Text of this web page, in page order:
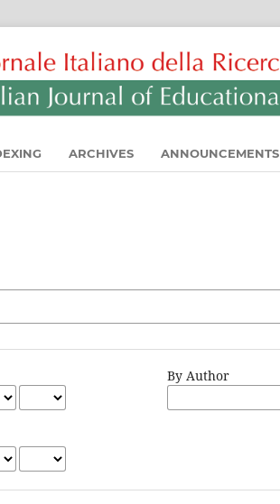
ARCHIVES ANNOUNCEMENTS
By Author